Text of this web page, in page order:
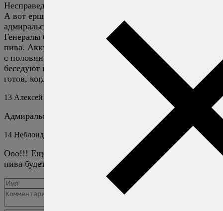
Несправедливо забыт ерш классический.
А вот ерш генеральский, по подобию чая
адмиральского.
Генералы берут по 562 мл водки и по 248 мл любого
пива. Аккуратно смешивают в русской пинте все пиво
с половиной водки, отпивают небольшими глотками
беседуют или поют, доливая бокал. Генеральский ерш
готов, когда в пинте еще что-то есть, а водки уже нет.
13 Алексей Онегин
Адмиральский чай-то поинтереснее будет!
14 Неблондинка
Ооо!!! Ещё раз спасибо, теперь предложение попить
пива будет встречено мною в сто раз веселее!!!